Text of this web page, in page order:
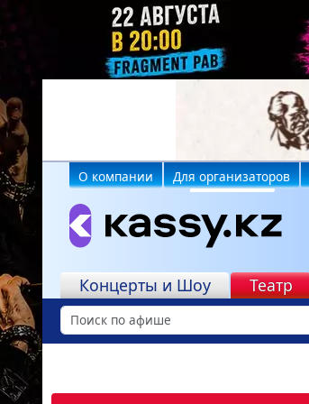
О компании Для организаторов
Учреждения
Концерты и Шоу Театр